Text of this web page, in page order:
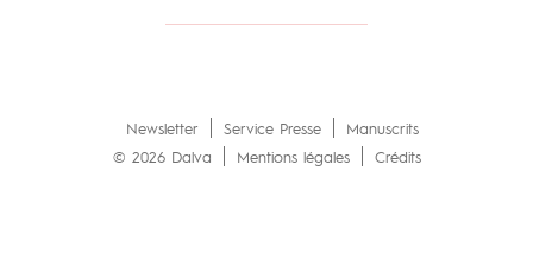
Newsletter Service Presse
Manuscrits
© 2026 Dalva
Mentions légales Crédits